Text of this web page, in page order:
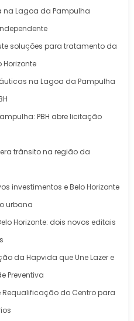
Lagoa da Pampulha
soluções para tratamento da
na Lagoa da Pampulha
PBH abre licitação
trânsito na região da
investimentos e Belo Horizonte
urbana
Horizonte: dois novos editais
da Hapvida que Une Lazer e
Preventiva
Requalificação do Centro para